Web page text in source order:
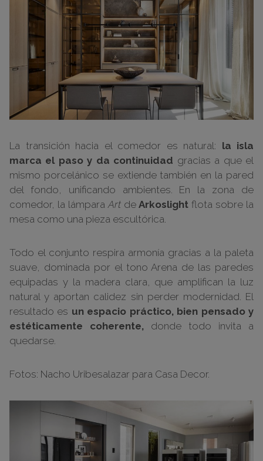
La transición hacia el comedor es natural: la isla
marca el paso y da continuidad gracias a que el
mismo porcelánico se extiende también en la pared
del fondo, unificando ambientes. En la zona de
comedor, la lámpara ArtdeArkoslight flota sobre la
mesa como una pieza escultórica.
Todo el conjunto respira armonía gracias a la paleta
suave, dominada por el tono Arena de las paredes
equipadas y la madera clara, que amplifican la luz
natural y aportan calidez sin perder modernidad. El
resultado es un espacio práctico, bien pensado y
estéticamente coherente, donde todo invita a
quedarse.
Fotos: Nacho Uribesalazar para Casa Decor.